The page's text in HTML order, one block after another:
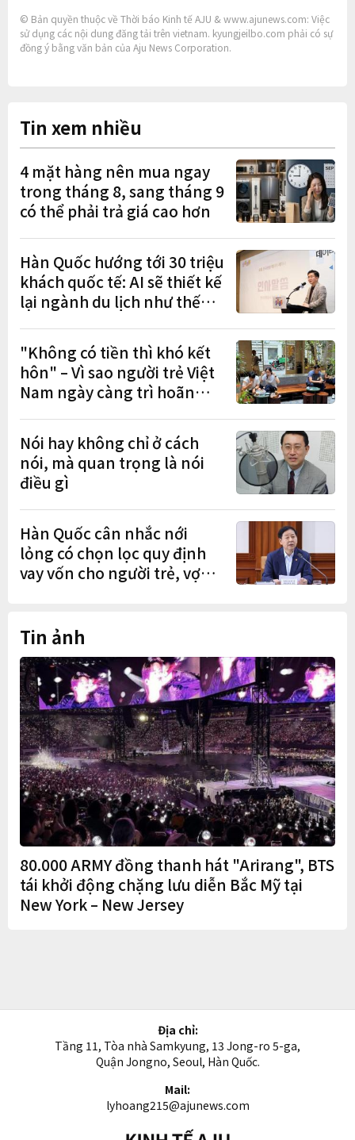
© Bản quyền thuộc về Thời báo Kinh tế AJU & www.ajunews.com: Việc
sử dụng các nội dung đăng tải trên vietnam. kyungjeilbo.com phải có sự
đồng ý bằng văn bản của Aju News Corporation.
Tin xem nhiều
4 mặt hàng nên mua ngay
trong tháng 8, sang tháng 9
có thể phải trả giá cao hơn
Hàn Quốc hướng tới 30 triệu
khách quốc tế: AI sẽ thiết kế
lại ngành du lịch như thế
"Không có tiền thì khó kết
hôn" – Vì sao người trẻ Việt
Nam ngày càng trì hoãn
Nói hay không chỉ ở cách
nói, mà quan trọng là nói
điều gì
Hàn Quốc cân nhắc nới
lỏng có chọn lọc quy định
vay vốn cho người trẻ, vợ
Tin ảnh
80.000 ARMY đồng thanh hát "Arirang", BTS
tái khởi động chặng lưu diễn Bắc Mỹ tại
New York – New Jersey
Địa chỉ:
Tầng 11, Tòa nhà Samkyung, 13 Jong-ro 5-ga,
Quận Jongno, Seoul, Hàn Quốc.
Mail:
lyhoang215@ajunews.com
Kinh